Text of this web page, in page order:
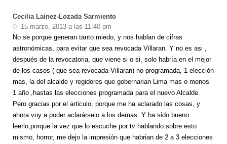
Cecilia Lainez-Lozada Sarmiento
15 marzo, 2013 a las 11:40 pm
No se porque generan tanto miedo, y nos hablan de cifras
astronómicas, para evitar que sea revocada Villaran. Y no es asi ,
después de la revocatoria, que viene si o si, solo habría en el mejor
de los casos ( que sea revocada Villaran) no programada, 1 elección
mas, la del alcalde y regidores que gobernarian Lima mas o menos
1 año ,hastas las elecciones programada para el nuevo Alcalde.
Pero gracias por el articulo, porque me ha aclarado las cosas, y
ahora voy a poder aclarárselo a los demas. Y ha sido bueno
leerlo,porque la vez que lo escuche por tv hablando sobre esto
mismo, horror, me dejo la impresión que habrian de 2 a 3 elecciones